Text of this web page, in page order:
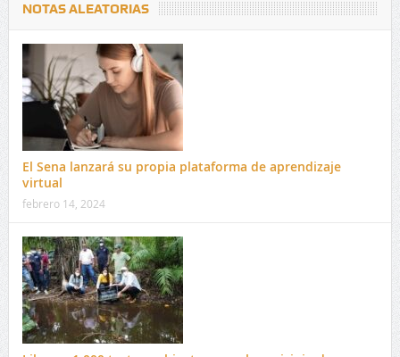
NOTAS ALEATORIAS
El Sena lanzará su propia plataforma de aprendizaje
virtual
febrero 14, 2024